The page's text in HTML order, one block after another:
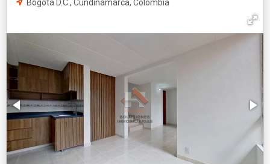
Bogotá D.C., Cundinamarca, Colombia